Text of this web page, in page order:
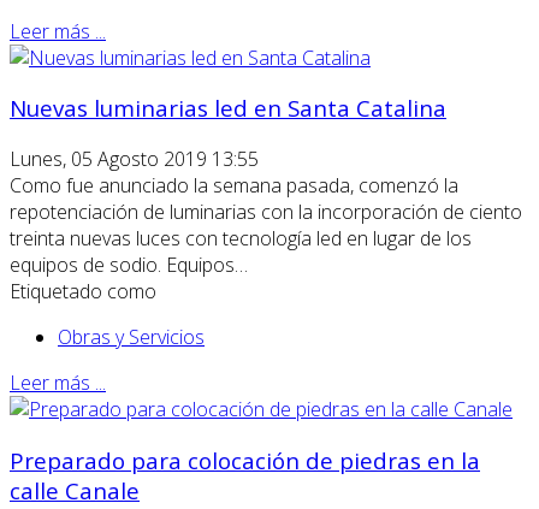
Leer más ...
Nuevas luminarias led en Santa Catalina
Lunes, 05 Agosto 2019 13:55
Como fue anunciado la semana pasada, comenzó la
repotenciación de luminarias con la incorporación de ciento
treinta nuevas luces con tecnología led en lugar de los
equipos de sodio. Equipos…
Etiquetado como
Obras y Servicios
Leer más ...
Preparado para colocación de piedras en la
calle Canale